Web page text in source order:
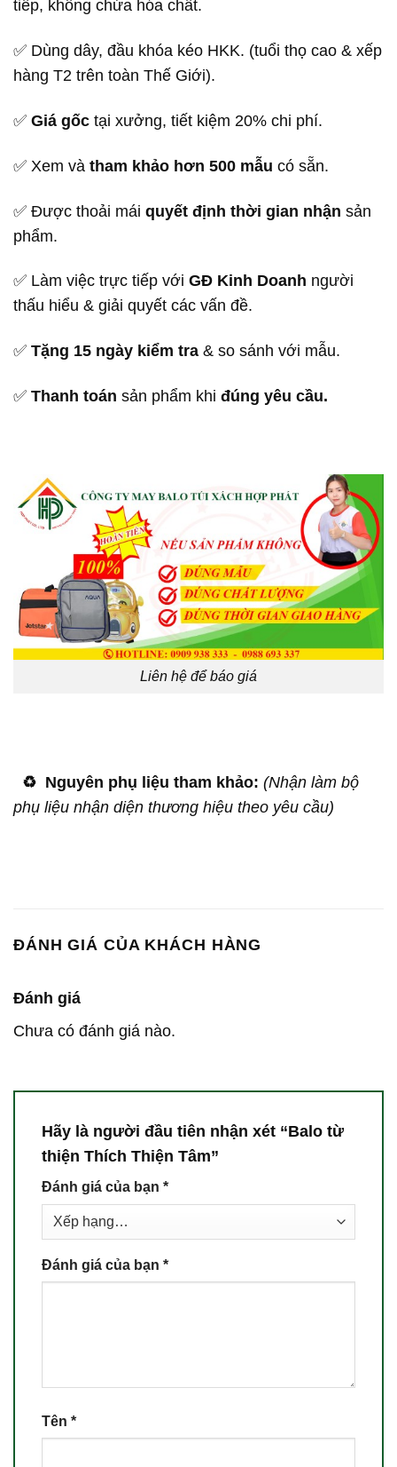
tiếp, không chứa hóa chất.
✅ Dùng dây, đầu khóa kéo HKK. (tuổi thọ cao & xếp
hàng T2 trên toàn Thế Giới).
✅ Giá gốc tại xưởng, tiết kiệm 20% chi phí.
✅ Xem và tham khảo hơn 500 mẫu có sẵn.
✅ Được thoải mái quyết định thời gian nhận sản
phẩm.
✅ Làm việc trực tiếp với GĐ Kinh Doanh người
thấu hiểu & giải quyết các vấn đề.
✅ Tặng 15 ngày kiểm tra & so sánh với mẫu.
✅ Thanh toán sản phẩm khi đúng yêu cầu.
Liên hệ để báo giá
♻️ Nguyên phụ liệu tham khảo: (Nhận làm bộ
phụ liệu nhận diện thương hiệu theo yêu cầu)
ĐÁNH GIÁ CỦA KHÁCH HÀNG
Đánh giá
Chưa có đánh giá nào.
Hãy là người đầu tiên nhận xét “Balo từ
thiện Thích Thiện Tâm”
Đánh giá của bạn *
Đánh giá của bạn *
Tên *